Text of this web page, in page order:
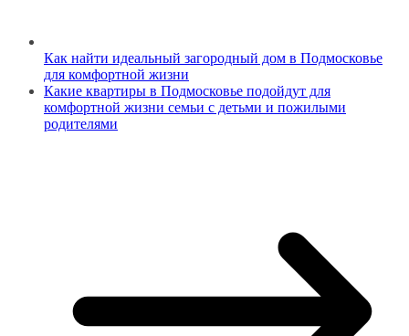
Как найти идеальный загородный дом в Подмосковье
для комфортной жизни
Какие квартиры в Подмосковье подойдут для
комфортной жизни семьи с детьми и пожилыми
родителями